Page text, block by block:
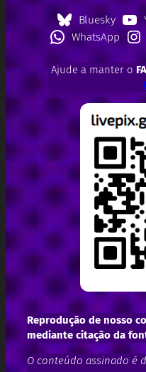
Bluesky
WhatsApp
Ajude a manter o
Reprodução de nosso
mediante citação da
O conteúdo assinado é